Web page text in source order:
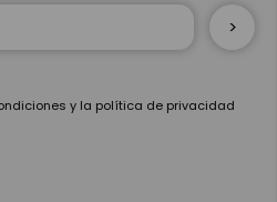
y la política de privacidad